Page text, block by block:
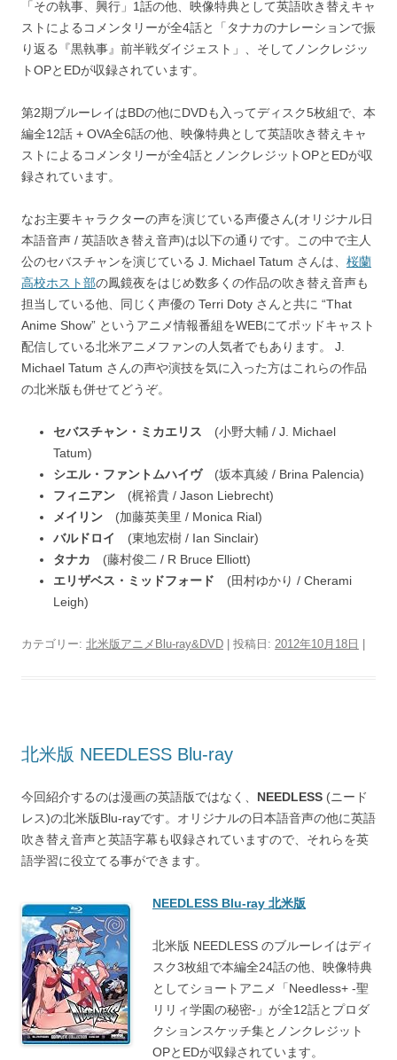
「その執事、興行」1話の他、映像特典として英語吹き替えキャ
ストによるコメンタリーが全4話と「タナカのナレーションで振
り返る『黒執事』前半戦ダイジェスト」、そしてノンクレジッ
トOPとEDが収録されています。
第2期ブルーレイはBDの他にDVDも入ってディスク5枚組で、本
編全12話 + OVA全6話の他、映像特典として英語吹き替えキャ
ストによるコメンタリーが全4話とノンクレジットOPとEDが収
録されています。
なお主要キャラクターの声を演じている声優さん(オリジナル日
本語音声 / 英語吹き替え音声)は以下の通りです。この中で主人
公のセバスチャンを演じている J. Michael Tatum さんは、 桜蘭
高校ホスト部の鳳鏡夜をはじめ数多くの作品の吹き替え音声も
担当している他、同じく声優の Terri Doty さんと共に “That
Anime Show” というアニメ情報番組をWEBにてポッドキャスト
配信している北米アニメファンの人気者でもあります。 J.
Michael Tatum さんの声や演技を気に入った方はこれらの作品
の北米版も併せてどうぞ。
セバスチャン・ミカエリス (小野大輔 / J. Michael
Tatum)
シエル・ファントムハイヴ(坂本真綾 / Brina Palencia)
フィニアン (梶裕貴 / Jason Liebrecht)
メイリン (加藤英美里 / Monica Rial)
バルドロイ
(東地宏樹 / Ian Sinclair)
タナカ (藤村俊二 / R Bruce Elliott)
エリザベス・ミッドフォード (田村ゆかり / Cherami
Leigh)
カテゴリー: 北米版アニメBlu-ray&DVD | 投稿日: 2012年10月18日
北米版 NEEDLESS Blu-ray
今回紹介するのは漫画の英語版ではなく、 NEEDLESS (ニード
レス)の北米版Blu-rayです。オリジナルの日本語音声の他に英語
吹き替え音声と英語字幕も収録されていますので、それらを英
語学習に役立てる事ができます。
NEEDLESS Blu-ray 北米版
北米版 NEEDLESS のブルーレイはディ
スク3枚組で本編全24話の他、映像特典
としてショートアニメ「Needless+ -聖
リリィ学園の秘密-」が全12話とプロダ
クションスケッチ集とノンクレジット
OPとEDが収録されています。